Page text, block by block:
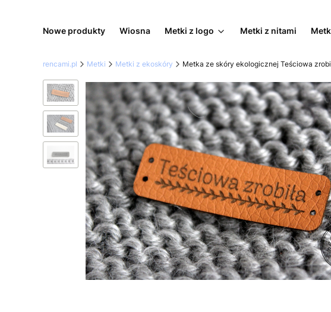
Nowe produkty Wiosna Metki z logo Metki z nitami
rencami.pl Metki Metki z ekoskóry Metka ze skóry ekologicznej Teściowa